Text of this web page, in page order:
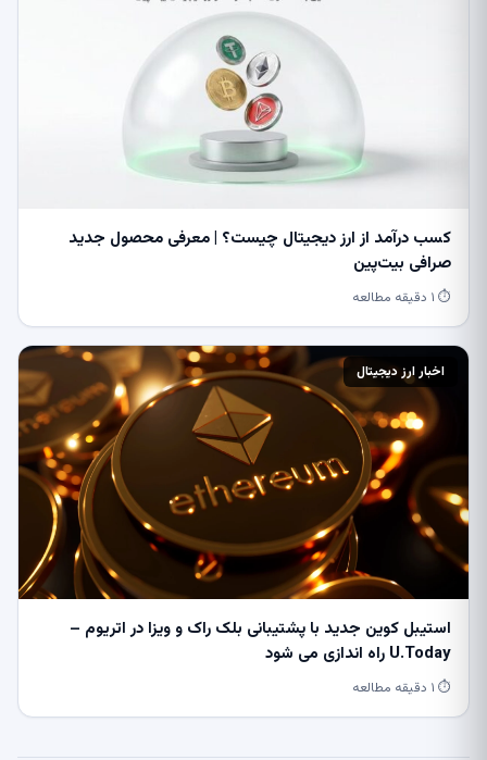
کسب درآمد از ارز دیجیتال چیست؟ | معرفی محصول جدید
صرافی بیت‌پین
⏱ ۱ دقیقه مطالعه
اخبار ارز دیجیتال
استیبل کوین جدید با پشتیبانی بلک راک و ویزا در اتریوم –
U.Today راه اندازی می شود
⏱ ۱ دقیقه مطالعه